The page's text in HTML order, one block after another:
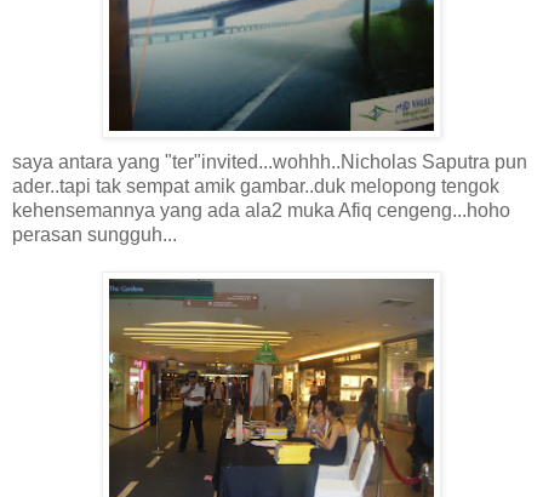
saya antara yang "ter"invited...wohhh..Nicholas Saputra pun
ader..tapi tak sempat amik gambar..duk melopong tengok
kehensemannya yang ada ala2 muka Afiq cengeng...hoho
perasan sungguh...